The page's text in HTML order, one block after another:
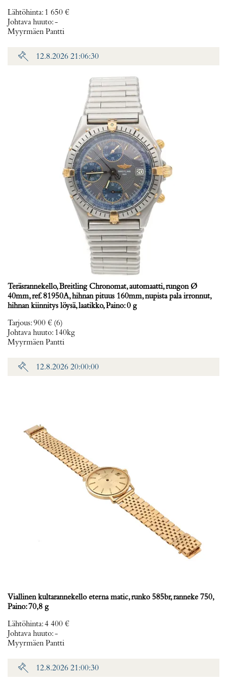
Lähtöhinta: 1 650 €
Johtava huuto:-
Myyrmäen Pantti
12.8.2026 21:06:30
Teräsrannekello, Breitling Chronomat, automaatti, rungon Ø
40mm, ref. 81950A, hihnan pituus 160mm, nupista pala irronnut,
hihnan kiinnitys löysä, laatikko, Paino: 0 g
Tarjous:900 € (6)
Johtava huuto: 140kg
Myyrmäen Pantti
12.8.2026 20:00:00
Viallinen kultarannekello eterna matic, runko 585br, ranneke 750,
Paino: 70,8 g
Lähtöhinta:4 400 €
Johtava huuto:-
Myyrmäen Pantti
12.8.2026 21:00:30